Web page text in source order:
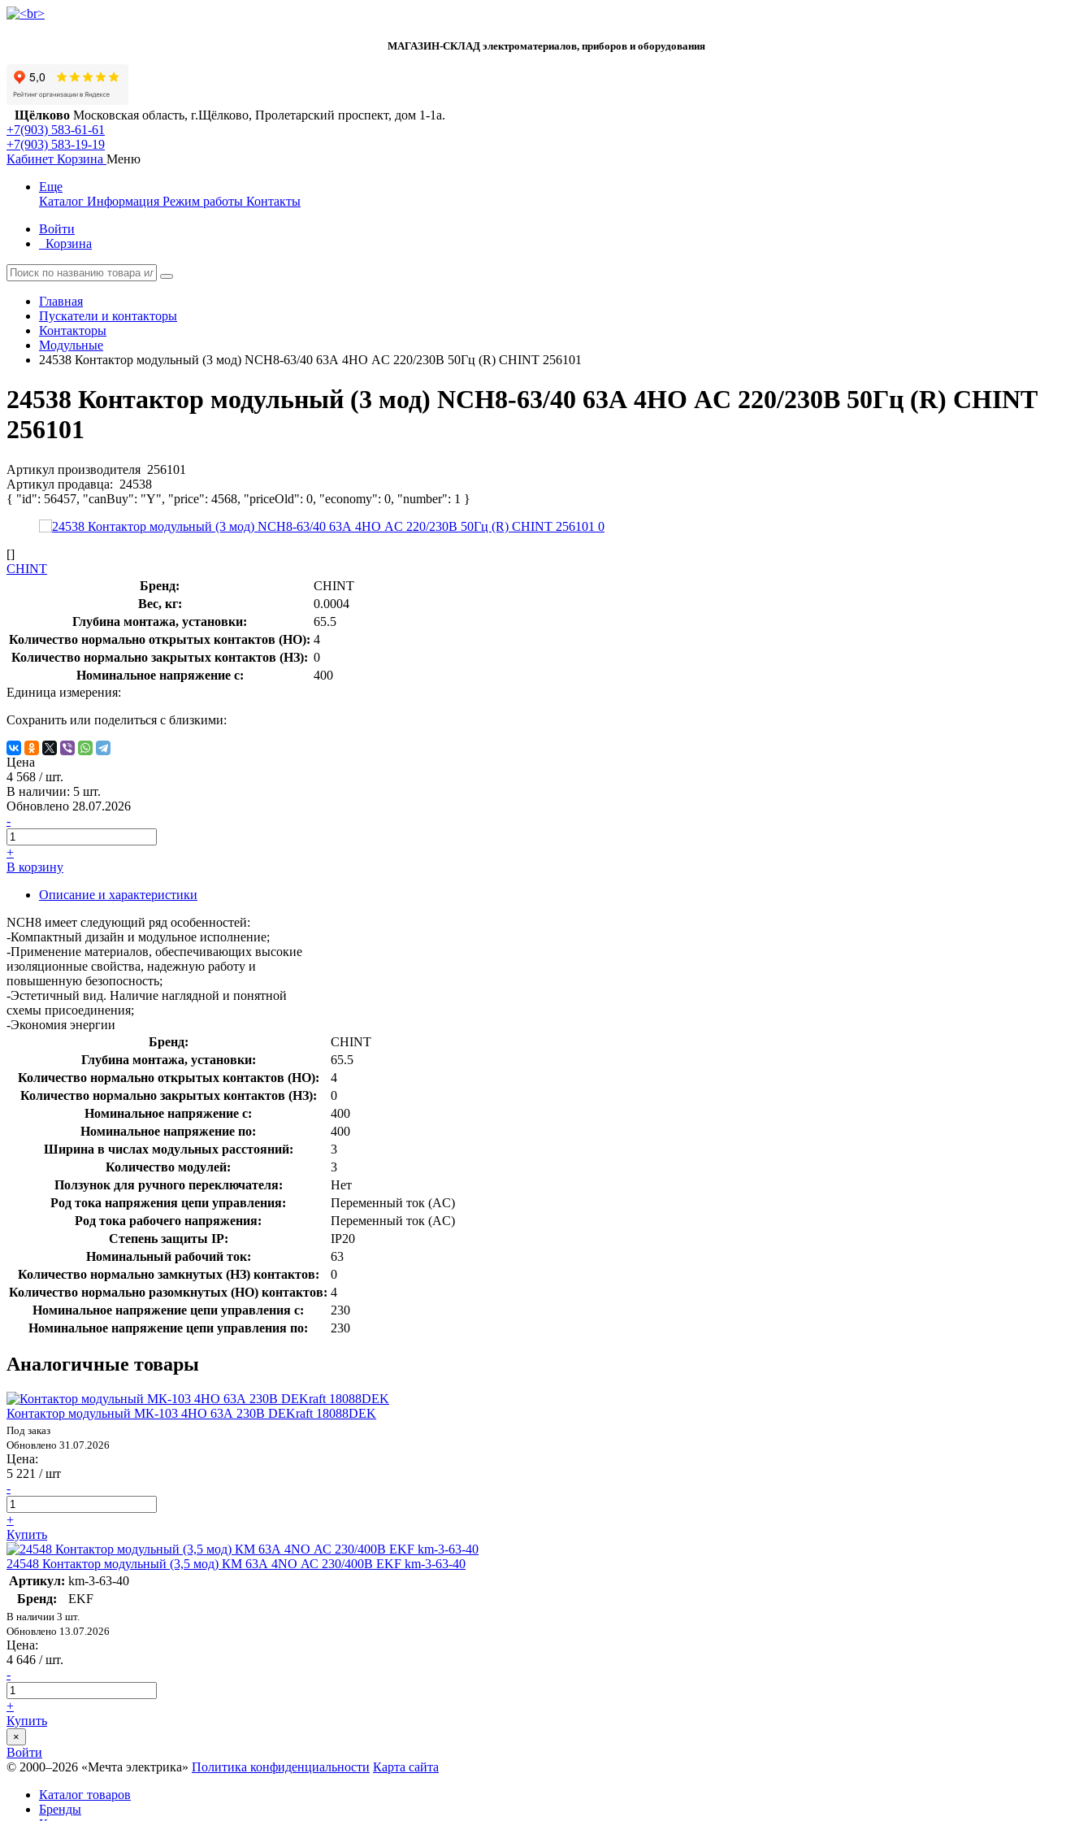
МАГАЗИН-СКЛАД электроматериалов, приборов и оборудования
Щёлково Московская область, г.Щёлково, Пролетарский проспект, дом 1‑1а.
+7(903) 583-61-61
+7(903) 583-19-19
Кабинет Корзина Меню
Еще
Каталог Информация Режим работы Контакты
Войти
Корзина
Главная
Пускатели и контакторы
Контакторы
Модульные
24538 Контактор модульный (3 мод) NCH8-63/40 63А 4НО AC 220/230В 50Гц (R) CHINT 256101
24538 Контактор модульный (3 мод) NCH8-63/40 63А 4НО AC 220/230В 50Гц (R) CHINT
256101
Артикул производителя 256101
Артикул продавца: 24538
{ "id": 56457, "canBuy": "Y", "price": 4568, "priceOld": 0, "economy": 0, "number": 1 }
[]
CHINT
Бренд:
CHINT
Вес, кг:
0.0004
Глубина монтажа, установки:
65.5
Количество нормально открытых контактов (НО): 4
Количество нормально закрытых контактов (НЗ): 0
Номинальное напряжение с:
400
Единица измерения:
Сохранить или поделиться с близкими:
Цена
4 568 / шт.
В наличии: 5 шт.
Обновлено 28.07.2026
-
+
В корзину
Описание и характеристики
NCH8 имеет следующий ряд особенностей:
-Компактный дизайн и модульное исполнение;
-Применение материалов, обеспечивающих высокие
изоляционные свойства, надежную работу и
повышенную безопосность;
-Эстетичный вид. Наличие наглядной и понятной
схемы присоединения;
-Экономия энергии
Бренд:
CHINT
Глубина монтажа, установки:
65.5
Количество нормально открытых контактов (НО):
4
Количество нормально закрытых контактов (НЗ):
0
Номинальное напряжение с:
400
Номинальное напряжение по:
400
Ширина в числах модульных расстояний:
3
Количество модулей:
3
Ползунок для ручного переключателя:
Нет
Род тока напряжения цепи управления:
Переменный ток (AC)
Род тока рабочего напряжения:
Переменный ток (AC)
Степень защиты IP:
IP20
Номинальный рабочий ток:
63
Количество нормально замкнутых (НЗ) контактов:
0
Количество нормально разомкнутых (НО) контактов: 4
Номинальное напряжение цепи управления с:
230
Номинальное напряжение цепи управления по:
230
Аналогичные товары
Контактор модульный МК-103 4НО 63А 230В DEKraft 18088DEK
Под заказ
Обновлено 31.07.2026
Цена:
5 221 / шт
-
+
Купить
24548 Контактор модульный (3,5 мод) КМ 63А 4NО АС 230/400В EKF km-3-63-40
Артикул: km-3-63-40
Бренд:
EKF
В наличии 3 шт.
Обновлено 13.07.2026
Цена:
4 646 / шт.
-
+
Купить
×
Войти
© 2000–2026 «Мечта электрика» Политика конфиденциальности Карта сайта
Каталог товаров
Бренды